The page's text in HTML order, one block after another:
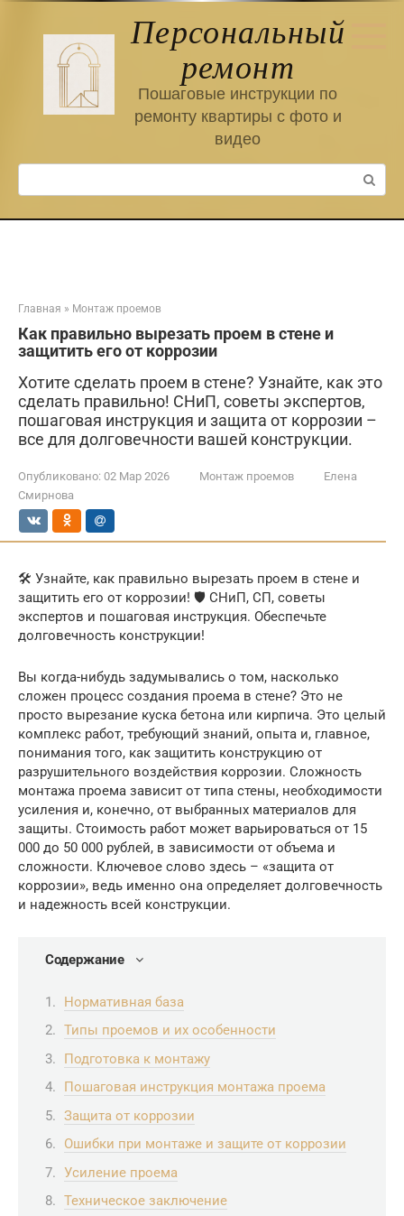
Персональный
ремонт
Пошаговые инструкции по
ремонту квартиры с фото и
видео
Поиск:
Главная » Монтаж проемов
Как правильно вырезать проем в стене и
защитить его от коррозии
Хотите сделать проем в стене? Узнайте, как это
сделать правильно! СНиП, советы экспертов,
пошаговая инструкция и защита от коррозии –
все для долговечности вашей конструкции.
Опубликовано: 02 Мар 2026 Монтаж проемов
Елена
Смирнова
🛠️ Узнайте, как правильно вырезать проем в стене и
защитить его от коррозии! 🛡️ СНиП, СП, советы
экспертов и пошаговая инструкция. Обеспечьте
долговечность конструкции!
Вы когда-нибудь задумывались о том, насколько
сложен процесс создания проема в стене? Это не
просто вырезание куска бетона или кирпича. Это целый
комплекс работ, требующий знаний, опыта и, главное,
понимания того, как защитить конструкцию от
разрушительного воздействия коррозии. Сложность
монтажа проема зависит от типа стены, необходимости
усиления и, конечно, от выбранных материалов для
защиты. Стоимость работ может варьироваться от 15
000 до 50 000 рублей, в зависимости от объема и
сложности. Ключевое слово здесь – «защита от
коррозии», ведь именно она определяет долговечность
и надежность всей конструкции.
Содержание
Нормативная база
Типы проемов и их особенности
Подготовка к монтажу
Пошаговая инструкция монтажа проема
Защита от коррозии
Ошибки при монтаже и защите от коррозии
Усиление проема
Техническое заключение